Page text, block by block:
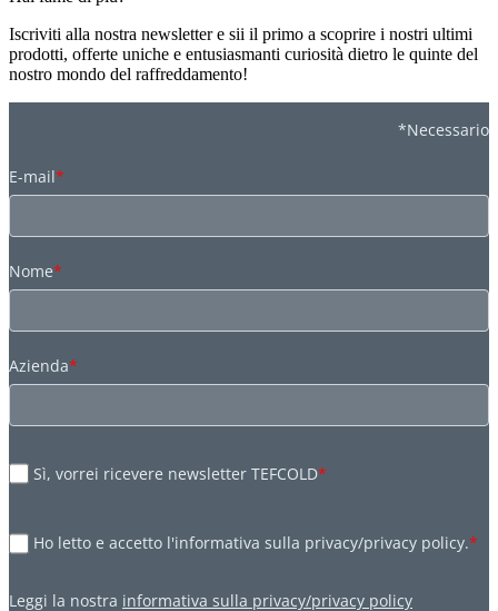
Iscriviti alla nostra newsletter e sii il primo a scoprire i nostri ultimi
prodotti, offerte uniche e entusiasmanti curiosità dietro le quinte del
nostro mondo del raffreddamento!
*Necessario
E-mail*
Nome*
Azienda*
Sì, vorrei ricevere newsletter TEFCOLD*
Ho letto e accetto l'informativa sulla privacy/privacy policy.*
Leggi la nostra informativa sulla privacy/privacy policy